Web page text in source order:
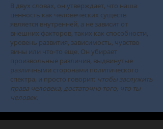
В двух словах, он утверждает, что наша
ценность как человеческих существ
является внутренней, а не зависит от
внешних факторов, таких как способности,
уровень развития, зависимость, чувство
вины или что-то еще. Он убирает
произвольные различия, выдвинутые
различными сторонами политического
спектра, и просто говорит: чтобы заслужить
права человека, достаточно того, что ты
человек.